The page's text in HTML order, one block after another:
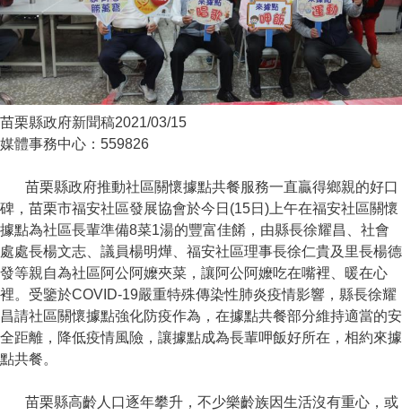
苗栗縣政府新聞稿2021/03/15
媒體事務中心：559826
苗栗縣政府推動社區關懷據點共餐服務一直贏得鄉親的好口
碑，苗栗市福安社區發展協會於今日(15日)上午在福安社區關懷
據點為社區長輩準備8菜1湯的豐富佳餚，由縣長徐耀昌、社會
處處長楊文志、議員楊明燁、福安社區理事長徐仁貴及里長楊德
發等親自為社區阿公阿嬤夾菜，讓阿公阿嬤吃在嘴裡、暖在心
裡。受鑒於COVID-19嚴重特殊傳染性肺炎疫情影響，縣長徐耀
昌請社區關懷據點強化防疫作為，在據點共餐部分維持適當的安
全距離，降低疫情風險，讓據點成為長輩呷飯好所在，相約來據
點共餐。
苗栗縣高齡人口逐年攀升，不少樂齡族因生活沒有重心，或